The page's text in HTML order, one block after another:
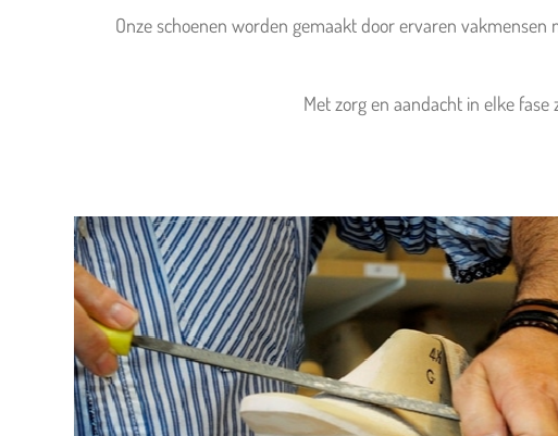
Onze schoenen worden gemaakt door ervaren
Met zorg en aandacht in elke